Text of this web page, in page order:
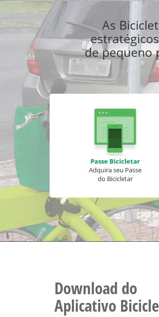
As
de pequeno
Passe Bicicletar
Adquira seu Passe
do Bicicletar
Download do
Aplicativo